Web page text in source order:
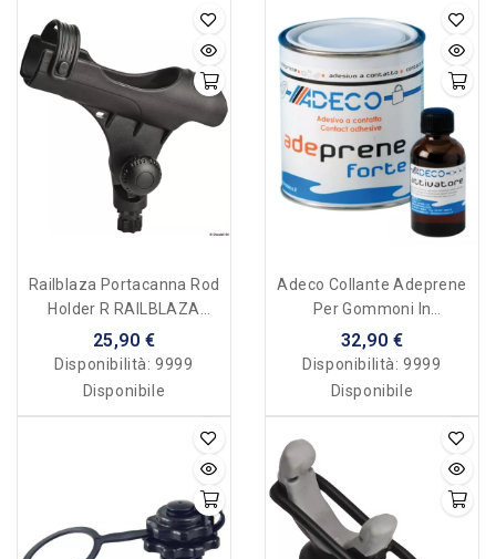
Railblaza Portacanna Rod
Holder R RAILBLAZA
Starport
25,90 €
Disponibilità:9999
Disponibile
Adeco Collante Adeprene
Per Gommoni In
Neoprene/hypalon -
Bicomponente 500 G
32,90 €
Disponibilità:9999
Disponibile